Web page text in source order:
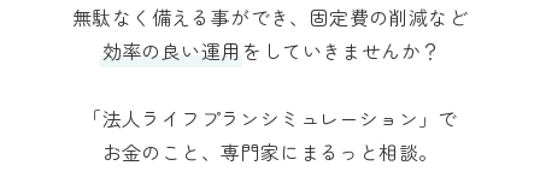
無駄なく備える事ができ、固定費の削減など
効率の良い運用 をしていきませんか？
「法人ライフプランシミュレーション」で
お金のこと、専門家にまるっと相談。